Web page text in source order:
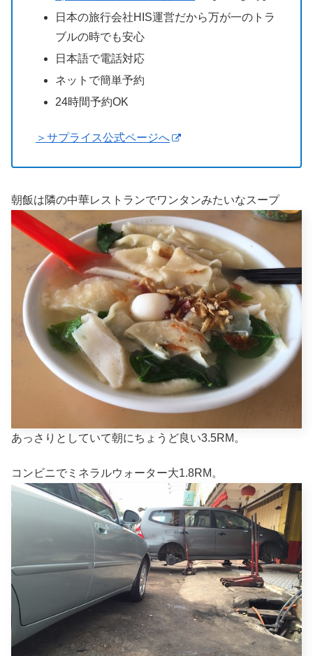
日本の旅行会社HIS運営だから万が一のトラ
ブルの時でも安心
日本語で電話対応
ネットで簡単予約
24時間予約OK
＞サプライス公式ページへ
朝飯は隣の中華レストランでワンタンみたいなスープ
あっさりとしていて朝にちょうど良い3.5RM。
コンビニでミネラルウォーター大1.8RM。